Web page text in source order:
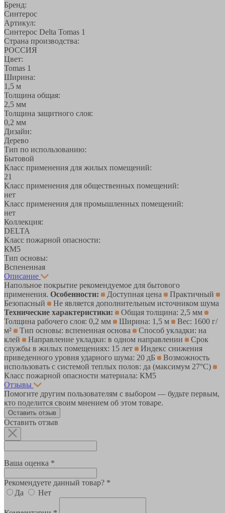
Бренд:
Синтерос
Артикул:
Синтерос Delta Tomas 1
Страна производства:
РОССИЯ
Цвет:
Tomas 1
Ширина:
1,5 м
Толщина общая:
2,5 мм
Толщина защитного слоя:
0,2 мм
Дизайн:
Дерево
Тип по использованию:
Бытовой
Класс применения для жилых помещений:
21
Класс применения для общественных помещений:
нет
Класс применения для промышленных помещений:
нет
Коллекция:
DELTA
Класс пожарной опасности:
КМ5
Тип основы:
Вспененная
Описание
Напольное покрытие рекомендуемое для бытового
применения. Особенности: Доступная цена
Практичный
Безопасный
Не является дополнительным источником шума
Технические характеристики:
Общая толщина: 2,5 мм
Толщина рабочего слоя: 0,2 мм
Ширина: 1,5 м
Вес: 1600 г/
м²
Тип основы: вспененная основа
Способ укладки: на
клей
Направление укладки: в одном направлении
Срок
службы в жилых помещениях: 15 лет
Индекс снижения
приведенного уровня ударного шума: 20 дБ
Возможность
использовать с системой теплых полов: да (максимум 27°C)
Класс пожарной опасности материала: КМ5
Отзывы
Помогите другим пользователям с выбором — будьте первым,
кто поделится своим мнением об этом товаре.
Оставить отзыв
Оставить отзыв
Ваша оценка *
Рекомендуете данный товар? *
Да
Нет